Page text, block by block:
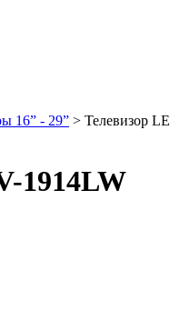
16” - 29” > Телевизор
1914LW